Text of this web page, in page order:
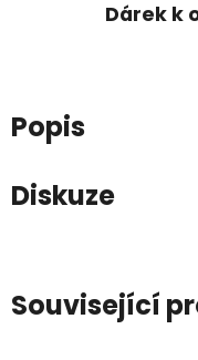
Dárek k
Popis
Diskuze
Související